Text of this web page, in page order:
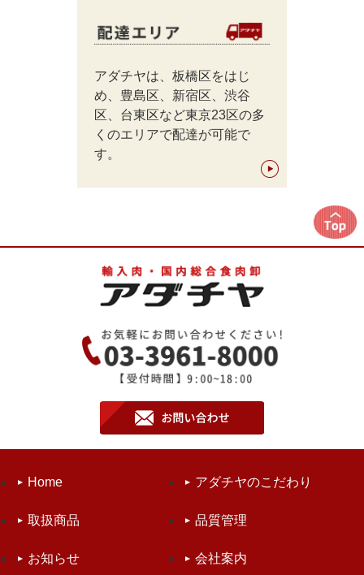
アダチヤは、板橋区をはじ
め、豊島区、新宿区、渋谷
区、台東区など東京23区の多
くのエリアで配達が可能で
す。
Home アダチヤのこだわり
取扱商品 品質管理
お知らせ 会社案内